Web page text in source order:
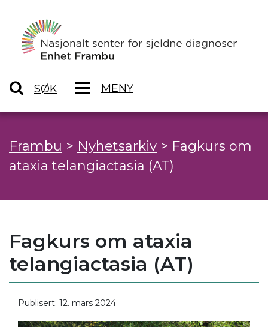
SØK MENY
Frambu > Nyhetsarkiv > Fagkurs om
ataxia telangiactasia (AT)
Fagkurs om ataxia
telangiactasia (AT)
Publisert: 12. mars 2024